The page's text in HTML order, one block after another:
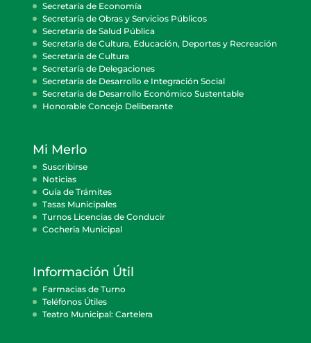
Secretaría de Economía
Secretaría de Obras y Servicios Públicos
Secretaría de Salud Pública
Secretaría de Cultura, Educación, Deportes y Recreación
Secretaría de Cultura
Secretaría de Delegaciones
Secretaría de Desarrollo e Integración Social
Secretaría de Desarrollo Económico Sustentable
Honorable Concejo Deliberante
Mi Merlo
Suscribirse
Noticias
Guía de Trámites
Tasas Municipales
Turnos Licencias de Conducir
Cocheria Municipal
Información Útil
Farmacias de Turno
Teléfonos Útiles
Teatro Municipal: Cartelera